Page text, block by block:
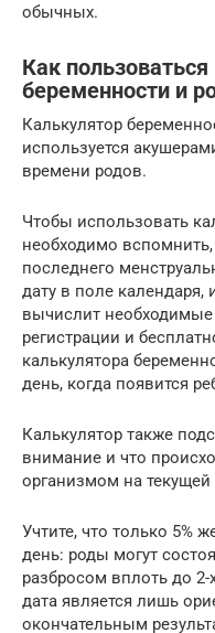
обычных.
Как
беременности и
Калькулятор
используется
времени родов.
Чтобы использовать
необходимо
последнего
дату в поле календаря,
вычислит
регистрации и
калькулятора
день, когда появится
Калькулятор также
внимание и что
организмом на текущей
Учтите, что только 5%
день: роды могут
разбросом вплоть до
дата является лишь
окончательным